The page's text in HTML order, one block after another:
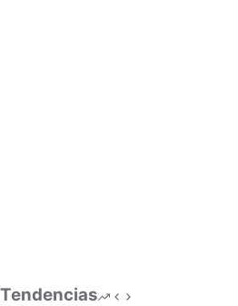
Tendencias